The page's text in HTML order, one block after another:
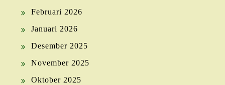
Februari 2026
Januari 2026
Desember 2025
November 2025
Oktober 2025